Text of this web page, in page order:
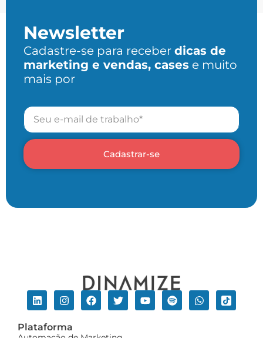
Newsletter
Cadastre-se para receber dicas de
marketing e vendas, cases e muito
mais por
Cadastrar-se
Plataforma